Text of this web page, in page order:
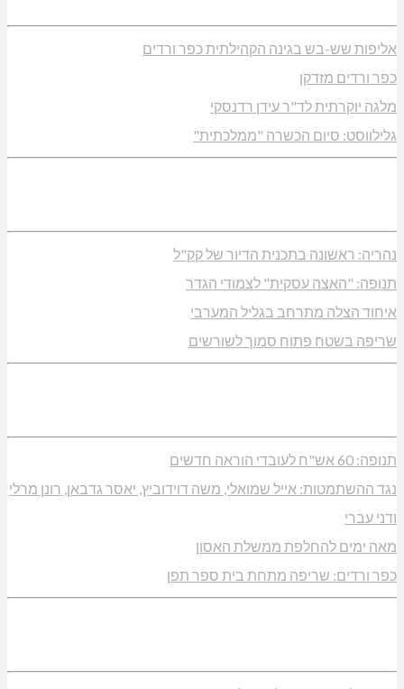
אליפות שש-בש בגינה הקהילתית כפר ורדים
כפר ורדים מזדקן
מלגה יוקרתית לד"ר עידן רדנסקי
גלילווסט: סיום הכשרה "ממלכתית"
נהריה: ראשונה בתכנית הדיור של קק"ל
תנופה: "האצה עסקית" לצמודי הגדר
איחוד הצלה מתרחב בגליל המערבי
שריפה בשטח פתוח סמוך לשורשים
תנופה: 60 אש"ח לעובדי הוראה חדשים
נגד ההשתמטות: אייל שמואלי, משה דוידוביץ, יאסר גדבאן, רונן מרלי
ודני עברי
מאה ימים להחלפת ממשלת האסון
כפר ורדים: שריפה מתחת בית ספר תפן